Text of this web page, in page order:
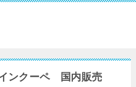
ンクーペ 国内販売